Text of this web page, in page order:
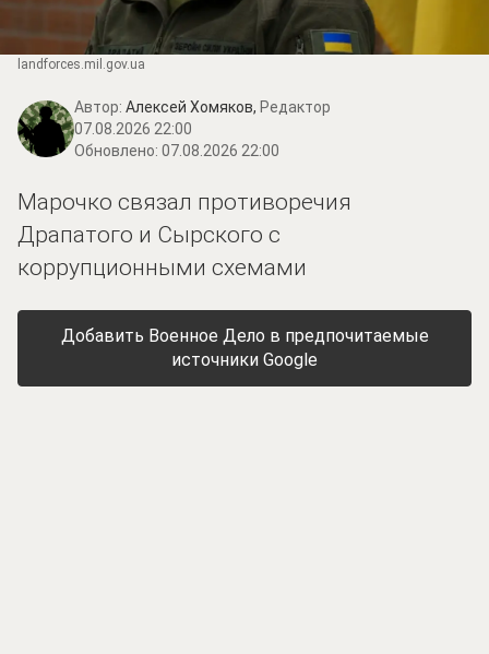
landforces.mil.gov.ua
Автор: Алексей Хомяков, Редактор
07.08.2026 22:00
Обновлено: 07.08.2026 22:00
Марочко связал противоречия
Драпатого и Сырского с
коррупционными схемами
Добавить Военное Дело в предпочитаемые
источники Google